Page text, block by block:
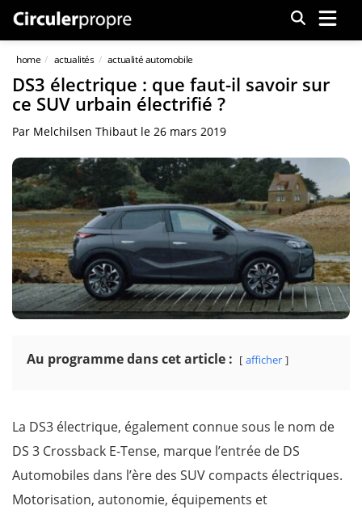
Menu
home actualités actualité automobile
DS3 électrique : que faut-il savoir sur
ce SUV urbain électrifié ?
Par Melchilsen Thibaut le 26 mars 2019
Au programme dans cet article : afficher
La DS3 électrique, également connue sous le nom de
DS 3 Crossback E-Tense, marque l’entrée de DS
Automobiles dans l’ère des SUV compacts électriques.
Motorisation, autonomie, équipements et